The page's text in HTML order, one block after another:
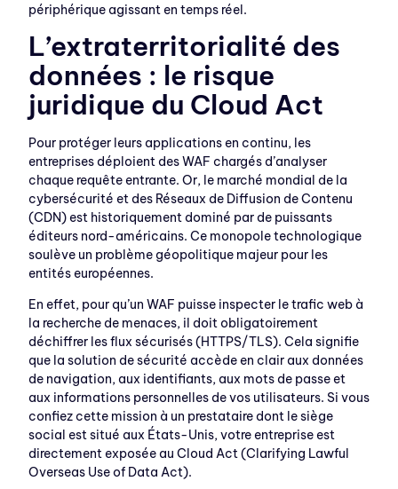
périphérique agissant en temps réel.
L’extraterritorialité des
données : le risque
juridique du Cloud Act
Pour protéger leurs applications en continu, les
entreprises déploient des WAF chargés d’analyser
chaque requête entrante. Or, le marché mondial de la
cybersécurité et des Réseaux de Diffusion de Contenu
(CDN) est historiquement dominé par de puissants
éditeurs nord-américains. Ce monopole technologique
soulève un problème géopolitique majeur pour les
entités européennes.
En effet, pour qu’un WAF puisse inspecter le trafic web à
la recherche de menaces, il doit obligatoirement
déchiffrer les flux sécurisés (HTTPS/TLS). Cela signifie
que la solution de sécurité accède en clair aux données
de navigation, aux identifiants, aux mots de passe et
aux informations personnelles de vos utilisateurs. Si vous
confiez cette mission à un prestataire dont le siège
social est situé aux États-Unis, votre entreprise est
directement exposée au Cloud Act (Clarifying Lawful
Overseas Use of Data Act).